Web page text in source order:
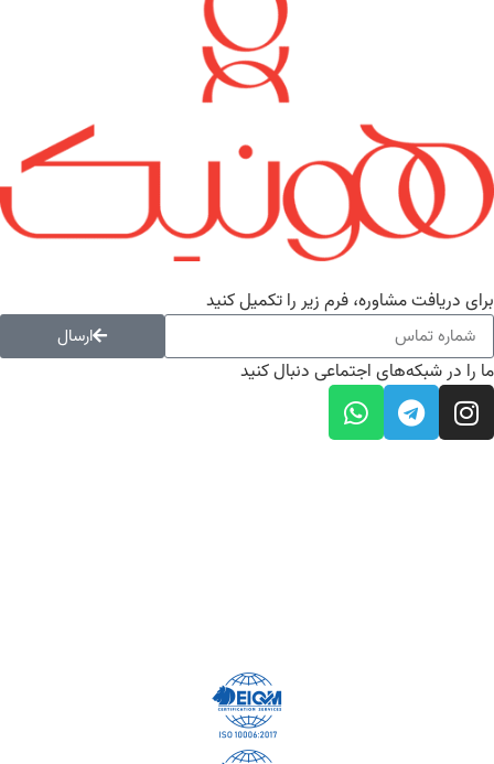
برای دریافت مشاوره، فرم زیر را تکمیل کنید
ارسال
ما را در شبکه‌های اجتماعی دنبال کنید